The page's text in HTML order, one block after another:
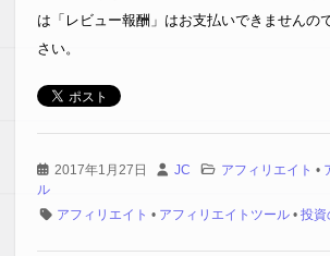
は「レビュー報酬」はお支払いできませんの
さい。
2017年1月27日 JC アフィリエイト •
ル
アフィリエイト • アフィリエイトツール • 投資